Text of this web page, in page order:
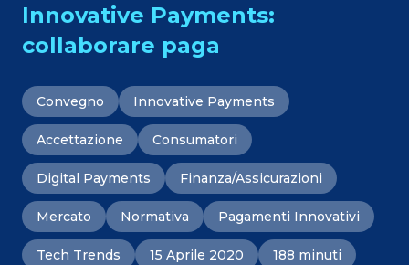
Innovative Payments:
collaborare paga
Convegno Innovative Payments
Accettazione Consumatori
Digital Payments Finanza/Assicurazioni
Mercato Normativa Pagamenti Innovativi
Tech Trends 15 Aprile 2020 188 minuti